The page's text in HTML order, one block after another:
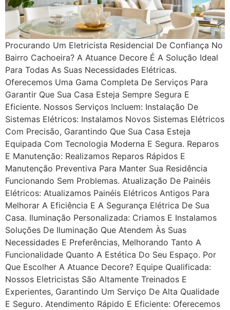
Procurando Um Eletricista Residencial De Confiança No
Bairro Cachoeira? A Atuance Decore É A Solução Ideal
Para Todas As Suas Necessidades Elétricas.
Oferecemos Uma Gama Completa De Serviços Para
Garantir Que Sua Casa Esteja Sempre Segura E
Eficiente. Nossos Serviços Incluem: Instalação De
Sistemas Elétricos: Instalamos Novos Sistemas Elétricos
Com Precisão, Garantindo Que Sua Casa Esteja
Equipada Com Tecnologia Moderna E Segura. Reparos
E Manutenção: Realizamos Reparos Rápidos E
Manutenção Preventiva Para Manter Sua Residência
Funcionando Sem Problemas. Atualização De Painéis
Elétricos: Atualizamos Painéis Elétricos Antigos Para
Melhorar A Eficiência E A Segurança Elétrica De Sua
Casa. Iluminação Personalizada: Criamos E Instalamos
Soluções De Iluminação Que Atendem Às Suas
Necessidades E Preferências, Melhorando Tanto A
Funcionalidade Quanto A Estética Do Seu Espaço. Por
Que Escolher A Atuance Decore? Equipe Qualificada:
Nossos Eletricistas São Altamente Treinados E
Experientes, Garantindo Um Serviço De Alta Qualidade
E Seguro. Atendimento Rápido E Eficiente: Oferecemos